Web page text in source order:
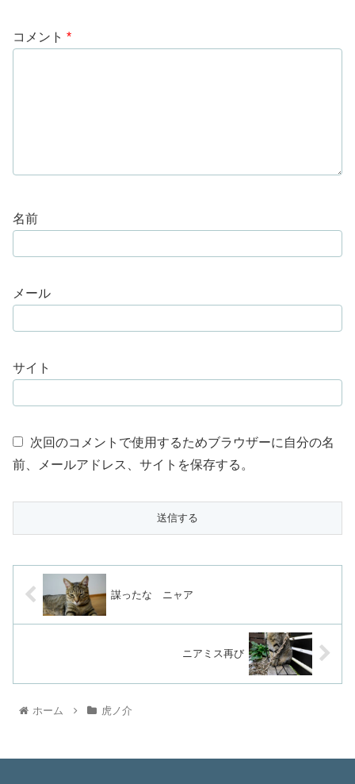
コメント *
名前
メール
サイト
次回のコメントで使用するためブラウザーに自分の名
前、メールアドレス、サイトを保存する。
謀ったな ニャア
ニアミス再び
ホーム 虎ノ介